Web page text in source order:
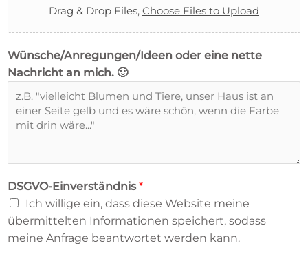
s
n
m
e
a
n
Drag & Drop Files, Choose Files to Upload
Wünsche/Anregungen/Ideen oder eine nette
Nachricht an mich. 🙂
DSGVO-Einverständnis*
Ich willige ein, dass diese Website meine
übermittelten Informationen speichert, sodass
meine Anfrage beantwortet werden kann.